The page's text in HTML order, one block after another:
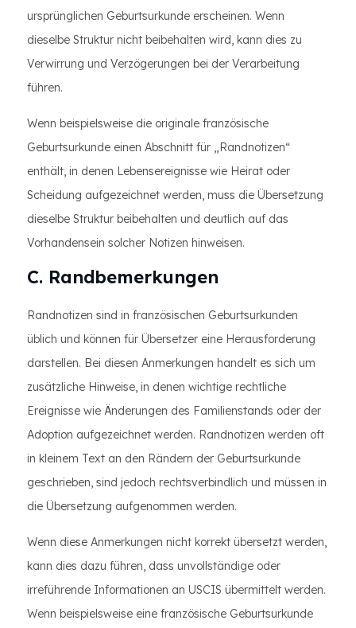
ursprünglichen Geburtsurkunde erscheinen. Wenn
dieselbe Struktur nicht beibehalten wird, kann dies zu
Verwirrung und Verzögerungen bei der Verarbeitung
führen.
Wenn beispielsweise die originale französische
Geburtsurkunde einen Abschnitt für „Randnotizen“
enthält, in denen Lebensereignisse wie Heirat oder
Scheidung aufgezeichnet werden, muss die Übersetzung
dieselbe Struktur beibehalten und deutlich auf das
Vorhandensein solcher Notizen hinweisen.
C. Randbemerkungen
Randnotizen sind in französischen Geburtsurkunden
üblich und können für Übersetzer eine Herausforderung
darstellen. Bei diesen Anmerkungen handelt es sich um
zusätzliche Hinweise, in denen wichtige rechtliche
Ereignisse wie Änderungen des Familienstands oder der
Adoption aufgezeichnet werden. Randnotizen werden oft
in kleinem Text an den Rändern der Geburtsurkunde
geschrieben, sind jedoch rechtsverbindlich und müssen in
die Übersetzung aufgenommen werden.
Wenn diese Anmerkungen nicht korrekt übersetzt werden,
kann dies dazu führen, dass unvollständige oder
irreführende Informationen an USCIS übermittelt werden.
Wenn beispielsweise eine französische Geburtsurkunde